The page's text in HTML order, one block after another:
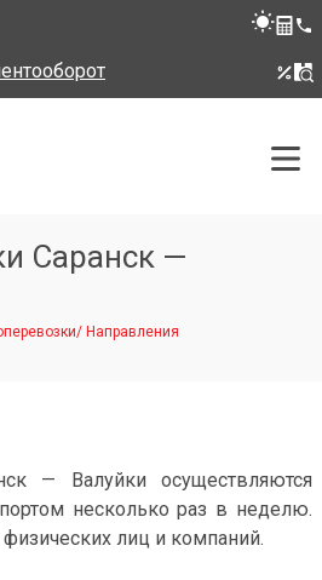
Саранск —
/ Направления
— Валуйки осуществляются
несколько раз в неделю.
лиц и компаний.